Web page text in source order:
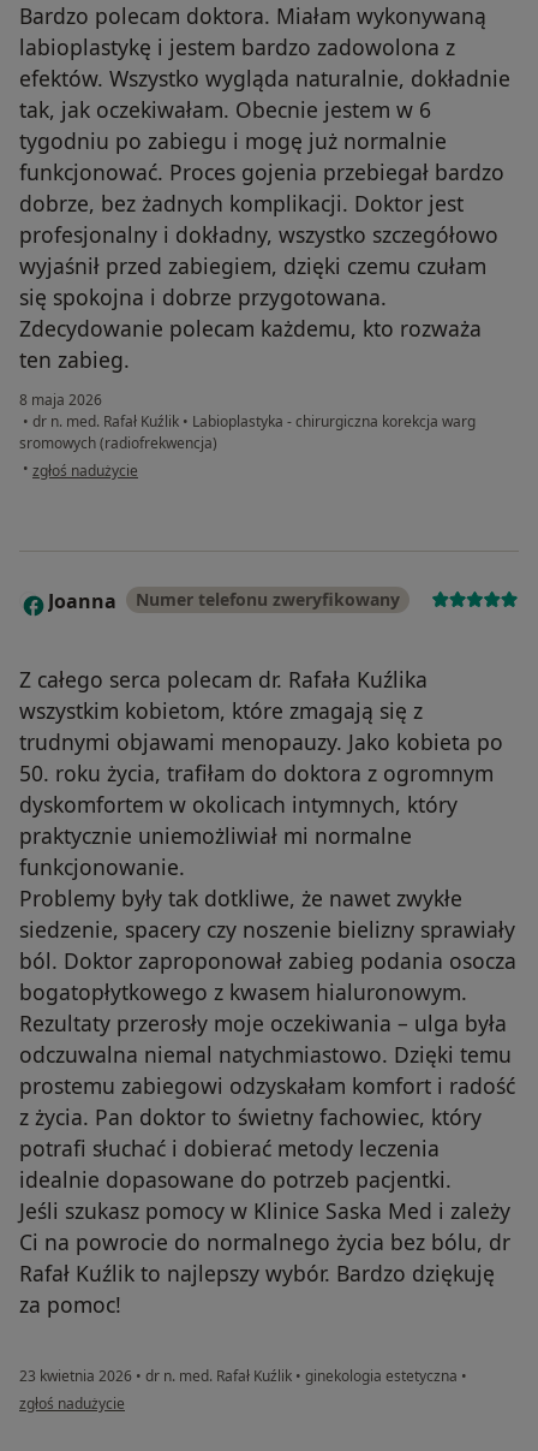
Bardzo polecam doktora. Miałam wykonywaną
labioplastykę i jestem bardzo zadowolona z
efektów. Wszystko wygląda naturalnie, dokładnie
tak, jak oczekiwałam. Obecnie jestem w 6
tygodniu po zabiegu i mogę już normalnie
funkcjonować. Proces gojenia przebiegał bardzo
dobrze, bez żadnych komplikacji. Doktor jest
profesjonalny i dokładny, wszystko szczegółowo
wyjaśnił przed zabiegiem, dzięki czemu czułam
się spokojna i dobrze przygotowana.
Zdecydowanie polecam każdemu, kto rozważa
ten zabieg.
8 maja 2026
• dr n. med. Rafał Kuźlik • Labioplastyka - chirurgiczna korekcja warg
sromowych (radiofrekwencja)
• w opinii użytkownika Klaudia
zgłoś nadużycie
J Joanna Numer telefonu zweryfikowany
​Z całego serca polecam dr. Rafała Kuźlika
wszystkim kobietom, które zmagają się z
trudnymi objawami menopauzy. Jako kobieta po
50. roku życia, trafiłam do doktora z ogromnym
dyskomfortem w okolicach intymnych, który
praktycznie uniemożliwiał mi normalne
funkcjonowanie.
​Problemy były tak dotkliwe, że nawet zwykłe
siedzenie, spacery czy noszenie bielizny sprawiały
ból. Doktor zaproponował zabieg podania osocza
bogatopłytkowego z kwasem hialuronowym.
​Rezultaty przerosły moje oczekiwania – ulga była
odczuwalna niemal natychmiastowo. Dzięki temu
prostemu zabiegowi odzyskałam komfort i radość
z życia. Pan doktor to świetny fachowiec, który
potrafi słuchać i dobierać metody leczenia
idealnie dopasowane do potrzeb pacjentki.
Jeśli szukasz pomocy w Klinice Saska Med i zależy
Ci na powrocie do normalnego życia bez bólu, dr
Rafał Kuźlik to najlepszy wybór. Bardzo dziękuję
za pomoc!
23 kwietnia 2026 • dr n. med. Rafał Kuźlik • ginekologia estetyczna •
w opinii użytkownika Joanna
zgłoś nadużycie